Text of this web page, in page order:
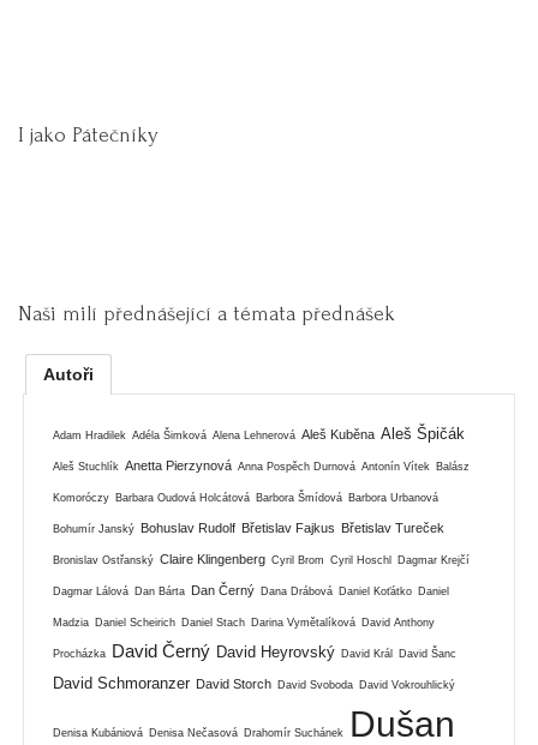
I jako Pátečníky
Naši milí přednášející a témata přednášek
Autoři
Adam Hradilek Adéla Šimková Alena Lehnerová Aleš Kuběna Aleš Špičák
Aleš Stuchlík Anetta Pierzynová Anna Pospěch Durnová Antonín Vítek Balász
Komoróczy Barbara Oudová Holcátová Barbora Šmídová Barbora Urbanová
Bohumír Janský Bohuslav Rudolf Břetislav Fajkus Břetislav Tureček
Bronislav Ostřanský Claire Klingenberg Cyril Brom Cyril Hoschl Dagmar Krejčí
Dagmar Lálová Dan Bárta Dan Černý Dana Drábová Daniel Koťátko Daniel
Madzia Daniel Scheirich Daniel Stach Darina Vymětalíková David Anthony
Procházka David Černý David Heyrovský David Král David Šanc
David Schmoranzer David Storch David Svoboda David Vokrouhlický
Denisa Kubániová Denisa Nečasová Drahomír Suchánek
Dušan